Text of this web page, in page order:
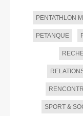
PENTATHLON
PETANQUE
SPORT &